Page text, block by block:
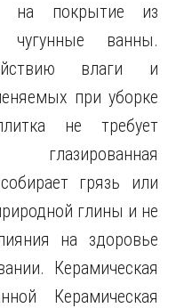
на покрытие из
ванны.
влаги и
при уборке
не требует
глазированная
грязь или
глины и не
на здоровье
Керамическая
Керамическая